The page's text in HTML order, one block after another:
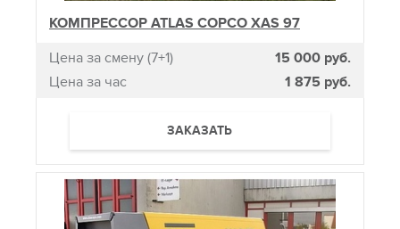
КОМПРЕССОР ATLAS COPCO XAS 97
Цена за смену (7+1)
15 000 руб.
Цена за час
1 875 руб.
ЗАКАЗАТЬ